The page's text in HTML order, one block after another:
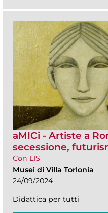
aMICi - Artiste a
secessione,
Con LIS
Musei di Villa Torlonia
24/09/2024
Didattica per tutti